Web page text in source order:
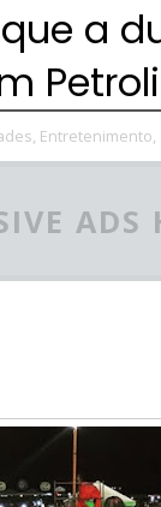
a
Entretenimento,
ADS